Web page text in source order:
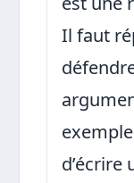
Il faut
d’écrire